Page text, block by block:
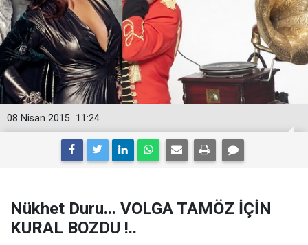
11:24
08 Nisan 2015
Nükhet Duru... VOLGA TAMÖZ İÇİN
KURAL BOZDU !..